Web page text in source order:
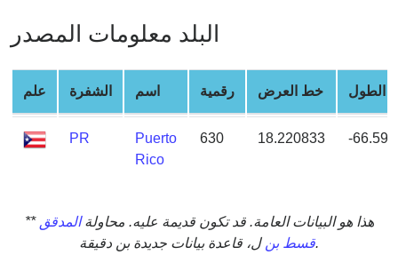
BIN
Credit
Card
Checker
Service
My
البلد معلومات المصدر
علم الشفرة اسم رقمية خط العرض الطول
PR
Puerto
Rico
630 18.220833 -
** هذا هو البيانات العامة. قد تكون قديمة عليه. محاولةالمدقق
قسط بنل، قاعدة بيانات جديدة بن دقيقة.